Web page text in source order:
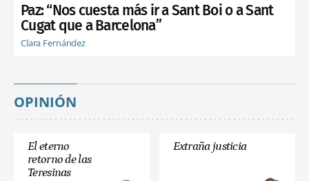
Paz: “Nos cuesta más ir a Sant Boi o a Sant
Cugat que a Barcelona”
Clara Fernández
OPINIÓN
El eterno
retorno de las
Teresinas
Extraña justicia